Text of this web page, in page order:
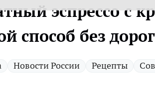
эспрессо с
способ без
Новости России Рецепты